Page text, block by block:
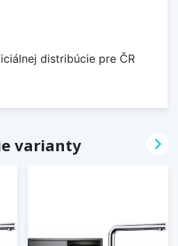
distribúcie pre ČR
varianty 